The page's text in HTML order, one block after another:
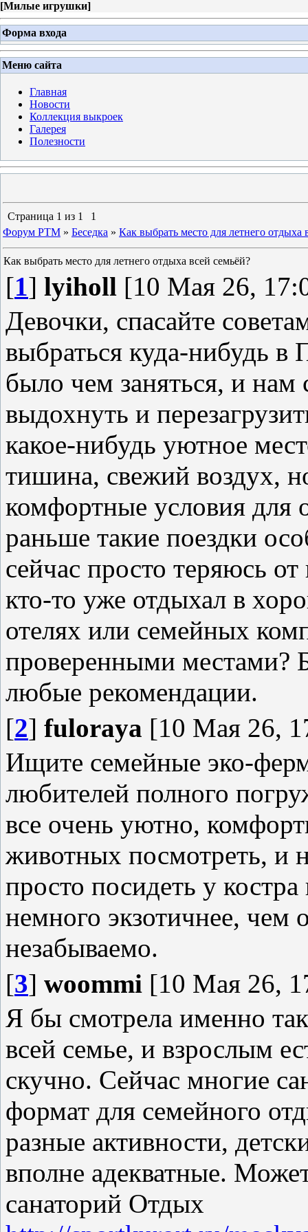
[Милые игрушки]
Форма входа
Меню сайта
Главная
Новости
Коллекция выкроек
Галерея
Полезности
Страница 1 из 1
1
Форум PTM » Беседка » Как выбрать место для летнего отдыха
Как выбрать место для летнего отдыха всей семьёй?
[1] lyiholl [10 Мая 26,
Девочки, спасайте
выбраться куда-нибудь в
было чем заняться, и
выдохнуть и
какое-нибудь уютное
тишина, свежий воздух,
комфортные условия для
раньше такие поездки
сейчас просто теряюсь
кто-то уже отдыхал в
отелях или семейных
проверенными местами?
любые рекомендации.
[2] fuloraya [10 Мая 26,
Ищите семейные эко-
любителей полного
все очень уютно,
животных посмотреть, и
просто посидеть у
немного экзотичнее, чем
незабываемо.
[3] woommi [10 Мая 26,
Я бы смотрела именно
всей семье, и взрослым
скучно. Сейчас многие
формат для семейного
разные активности,
вполне адекватные.
санаторий Отдых